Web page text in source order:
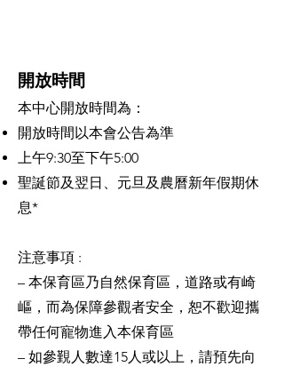
開放時間
本中心開放時間為：
開放時間以本會公告為準
上午9:30至下午5:00
聖誕節及翌日、元旦及農曆新年假期休
息*
注意事項 :
– 本保育區乃自然保育區，道路或有崎
嶇，而為保障參觀者安全，恕不歡迎攜
帶任何寵物進入本保育區
– 如參覲人數達15人或以上，請預先向